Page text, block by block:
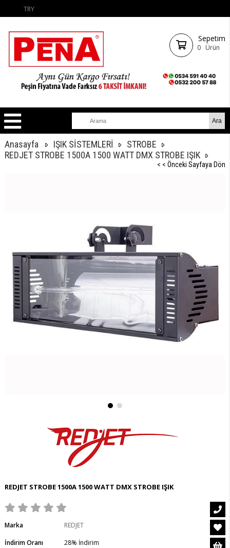
TRY
Sepetim
0 Ürün
Anasayfa IŞIK SİSTEMLERİ
STROBE
REDJET STROBE 1500A 1500 WATT DMX STROBE IŞIK
< < Önceki Sayfaya Dön
REDJET STROBE 1500A 1500 WATT DMX STROBE IŞIK
Marka
REDJET
İndirim Oranı
%
28
İndirim